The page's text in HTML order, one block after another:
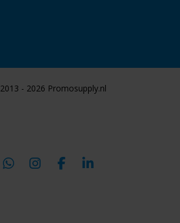
- 2026 Promosupply.nl